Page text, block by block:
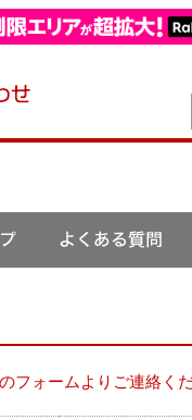
フォームよりご連絡く